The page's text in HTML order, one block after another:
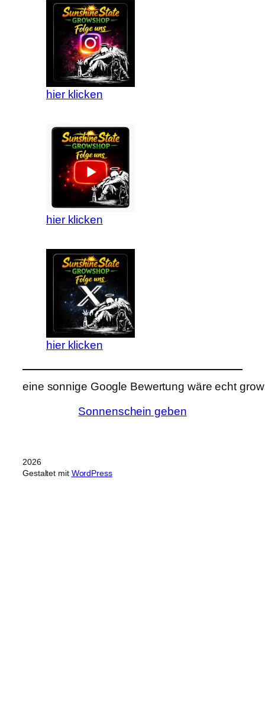
hier klicken
hier klicken
hier klicken
eine sonnige Google Bewertung wäre echt
Sonnenschein geben
2026
Gestaltet mit WordPress